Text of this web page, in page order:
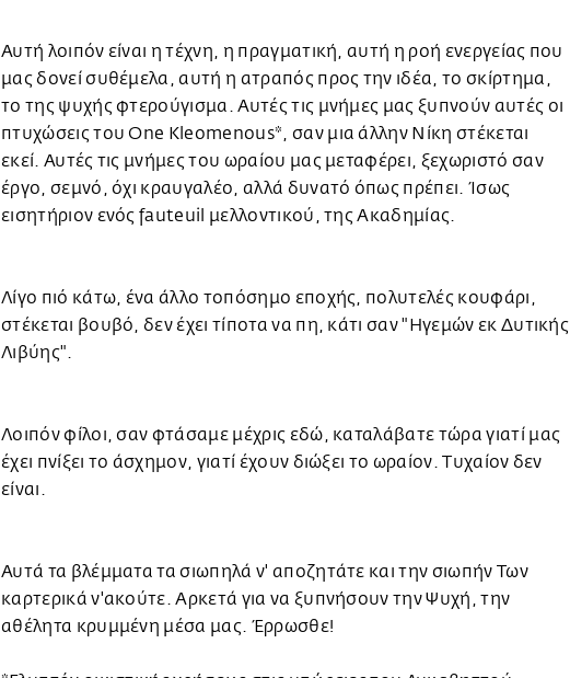
Αυτή λοιπόν είναι η τέχνη, η πραγματική, αυτή η ροή ενεργείας που
μας δονεί συθέμελα, αυτή η ατραπός προς την ιδέα, το σκίρτημα,
το της ψυχής φτερούγισμα. Αυτές τις μνήμες μας ξυπνούν αυτές οι
πτυχώσεις του One Kleomenous*, σαν μια άλλην Νίκη στέκεται
εκεί. Αυτές τις μνήμες του ωραίου μας μεταφέρει, ξεχωριστό σαν
έργο, σεμνό, όχι κραυγαλέο, αλλά δυνατό όπως πρέπει. Ίσως
εισητήριον ενός fauteuil μελλοντικού, της Ακαδημίας.
Λίγο πιό κάτω, ένα άλλο τοπόσημο εποχής, πολυτελές κουφάρι,
στέκεται βουβό, δεν έχει τίποτα να πη, κάτι σαν "Ηγεμών εκ Δυτικής
Λιβύης".
Λοιπόν φίλοι, σαν φτάσαμε μέχρις εδώ, καταλάβατε τώρα γιατί μας
έχει πνίξει το άσχημον, γιατί έχουν διώξει το ωραίον. Τυχαίον δεν
είναι.
Αυτά τα βλέμματα τα σιωπηλά ν' αποζητάτε και την σιωπήν Των
καρτερικά ν'ακούτε. Αρκετά για να ξυπνήσουν την Ψυχή, την
αθέλητα κρυμμένη μέσα μας. Έρρωσθε!